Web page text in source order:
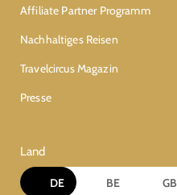
Affiliate Partner Programm
Nachhaltiges Reisen
Travelcircus Magazin
Presse
Land
DE BE GB